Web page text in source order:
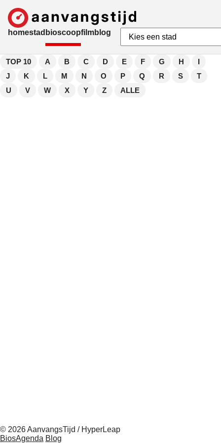
homestad bioscoopfilmblog
TOP 10 A B C D E F G H
I
J
K L M N O P Q R S
T
U
V W X Y Z ALLE
© 2026 AanvangsTijd / HyperLeap
BiosAgenda Blog